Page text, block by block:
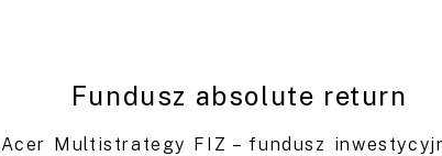
Fundusz absolute return
Acer Multistrategy FIZ – fundusz